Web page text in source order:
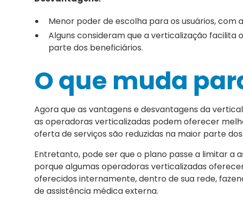
Menor poder de escolha para os usuários, com
Alguns consideram que a verticalização facilita
parte dos beneficiários.
O que muda
Agora que as vantagens e desvantagens da
as operadoras verticalizadas podem oferecer
oferta de serviços são reduzidas na maior parte
Entretanto, pode ser que o plano passe a limitar a
porque algumas operadoras verticalizadas
oferecidos internamente, dentro de sua rede,
de assistência médica externa.